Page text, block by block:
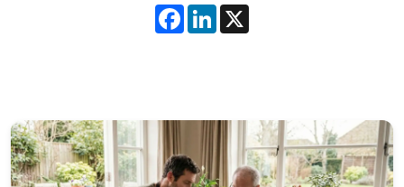
Facebook
LinkedIn